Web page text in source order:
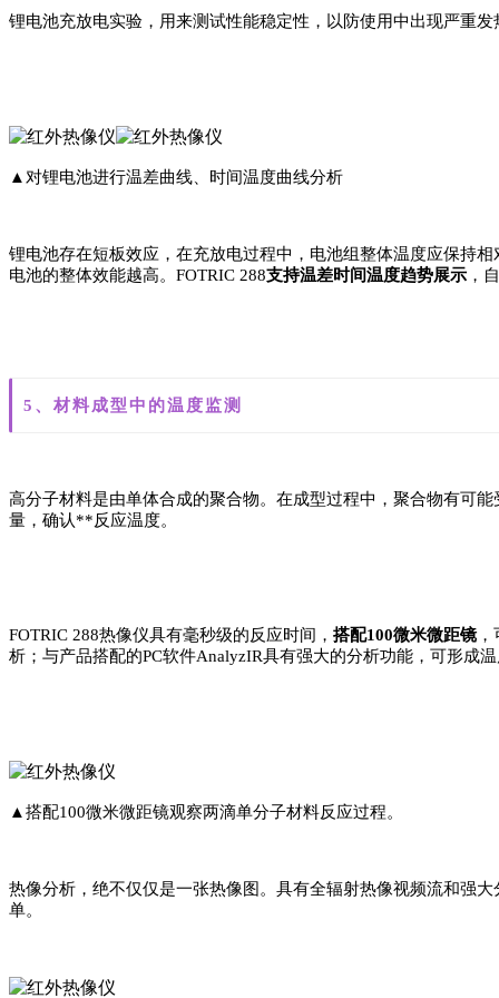
锂电池充放电实验，用来测试性能稳定性，以防使用中出现严重
▲对锂电池进行温差曲线、时间温度曲线分析
锂电池存在短板效应，在充放电过程中，电池组整体温度应保持
电池的整体效能越高。FOTRIC 288支持温差时间温度趋势展示 ，
5、材料成型中的温度监测
高分子材料是由单体合成的聚合物。在成型过程中，聚合物有可
量，确认**反应温度。
FOTRIC 288热像仪具有毫秒级的反应时间， 搭配100微米微距镜，
析；与产品搭配的PC软件AnalyzIR具有强大的分析功能，可形成
▲搭配100微米微距镜观察两滴单分子材料反应过程。
热像分析，绝不仅仅是一张热像图。具有全辐射热像视频流和强
单。